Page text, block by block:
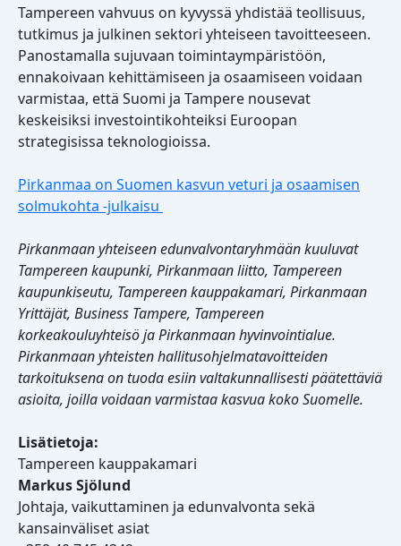
Tampereen vahvuus on kyvyssä yhdistää teollisuus,
tutkimus ja julkinen sektori yhteiseen tavoitteeseen.
Panostamalla sujuvaan toimintaympäristöön,
ennakoivaan kehittämiseen ja osaamiseen voidaan
varmistaa, että Suomi ja Tampere nousevat
keskeisiksi investointikohteiksi Euroopan
strategisissa teknologioissa.
Pirkanmaa on Suomen kasvun veturi ja osaamisen
solmukohta -julkaisu
Pirkanmaan yhteiseen edunvalvontaryhmään kuuluvat
Tampereen kaupunki, Pirkanmaan liitto, Tampereen
kaupunkiseutu, Tampereen kauppakamari, Pirkanmaan
Yrittäjät, Business Tampere, Tampereen
korkeakouluyhteisö ja Pirkanmaan hyvinvointialue.
Pirkanmaan yhteisten hallitusohjelmatavoitteiden
tarkoituksena on tuoda esiin valtakunnallisesti päätettäviä
asioita, joilla voidaan varmistaa kasvua koko Suomelle.
Lisätietoja:
Tampereen kauppakamari
Markus Sjölund
Johtaja, vaikuttaminen ja edunvalvonta sekä
kansainväliset asiat